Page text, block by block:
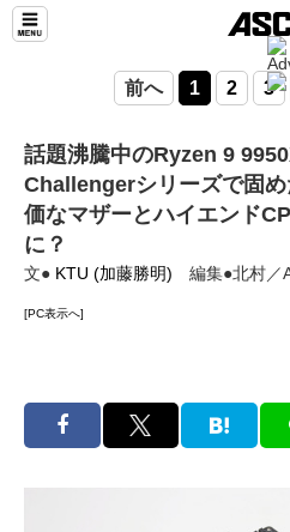
前へ 1 2 3
話題沸騰中のRyzen 9
Challengerシリーズで固
価なマザーとハイエンド
に？
文● KTU (加藤勝明) 編集●北村／
[PC表示へ]